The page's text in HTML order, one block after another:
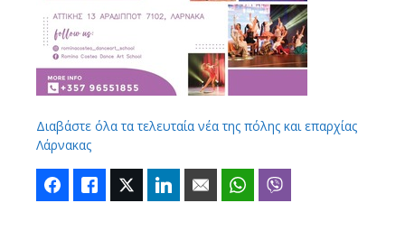
Διαβάστε όλα τα τελευταία νέα της πόλης και επαρχίας
Λάρνακας
FacebookLike Twitter LinkedIn Email WhatsApp